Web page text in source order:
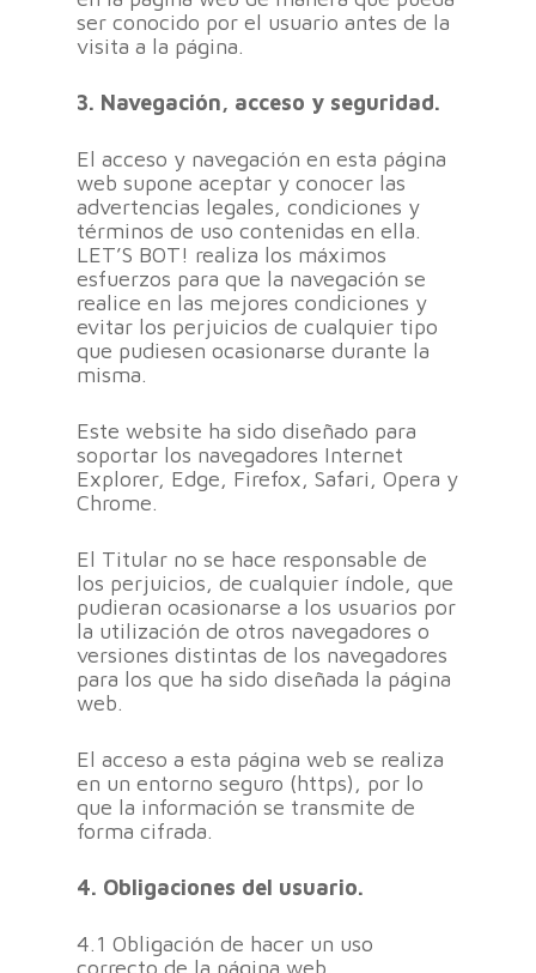
ser conocido por el usuario antes de la
visita a la página.
3. Navegación, acceso y seguridad.
El acceso y navegación en esta página
web supone aceptar y conocer las
advertencias legales, condiciones y
términos de uso contenidas en ella.
LET’S BOT! realiza los máximos
esfuerzos para que la navegación se
realice en las mejores condiciones y
evitar los perjuicios de cualquier tipo
que pudiesen ocasionarse durante la
misma.
Este website ha sido diseñado para
soportar los navegadores Internet
Explorer, Edge, Firefox, Safari, Opera y
Chrome.
El Titular no se hace responsable de
los perjuicios, de cualquier índole, que
pudieran ocasionarse a los usuarios por
la utilización de otros navegadores o
versiones distintas de los navegadores
para los que ha sido diseñada la página
web.
El acceso a esta página web se realiza
en un entorno seguro (https), por lo
que la información se transmite de
forma cifrada.
4. Obligaciones del usuario.
4.1 Obligación de hacer un uso
correcto de la página web.